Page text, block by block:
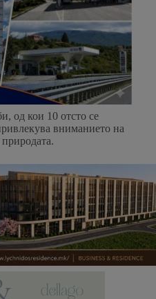
од кои 10 отсто се
вниманието на